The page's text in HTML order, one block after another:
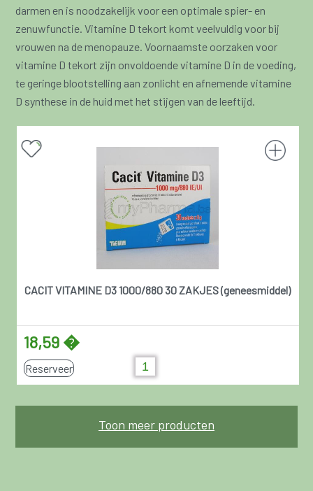
darmen en is noodzakelijk voor een optimale spier- en
zenuwfunctie. Vitamine D tekort komt veelvuldig voor bij
vrouwen na de menopauze. Voornaamste oorzaken voor
vitamine D tekort zijn onvoldoende vitamine D in de voeding,
te geringe blootstelling aan zonlicht en afnemende vitamine
D synthese in de huid met het stijgen van de leeftijd.
CACIT VITAMINE D3 1000/880 30 ZAKJES (geneesmiddel)
18,59 �
Reserveer
Toon meer producten